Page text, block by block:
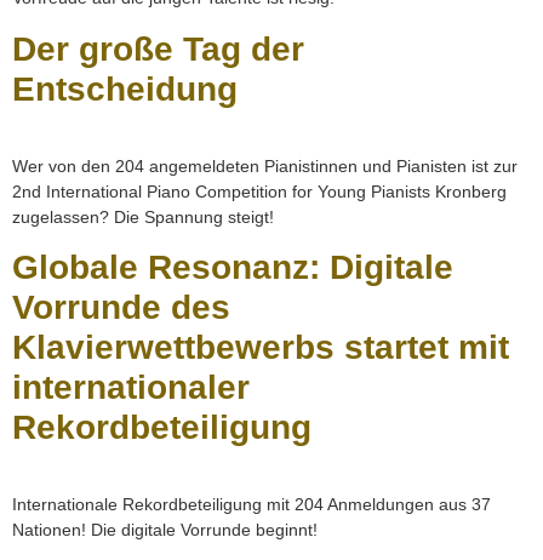
Der große Tag der
Entscheidung
Wer von den 204 angemeldeten Pianistinnen und Pianisten ist zur
2nd International Piano Competition for Young Pianists Kronberg
zugelassen? Die Spannung steigt!
Globale Resonanz: Digitale
Vorrunde des
Klavierwettbewerbs startet mit
internationaler
Rekordbeteiligung
Internationale Rekordbeteiligung mit 204 Anmeldungen aus 37
Nationen! Die digitale Vorrunde beginnt!